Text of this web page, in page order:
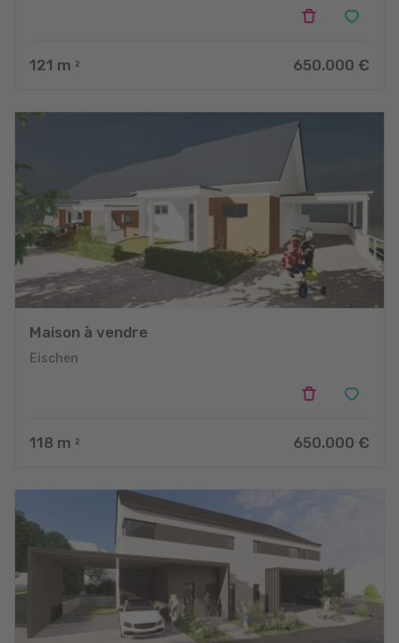
121 m 2 650.000 €
Maison à vendre
Eischen
118 m 2 650.000 €